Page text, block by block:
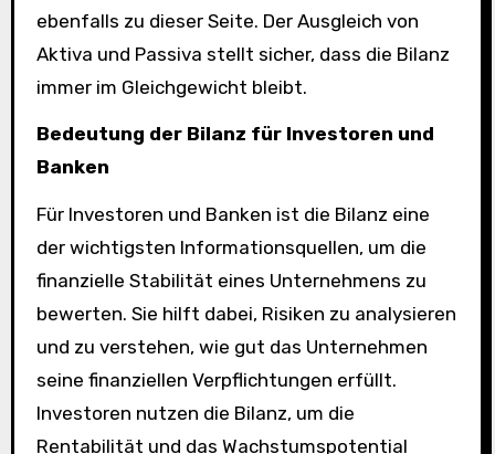
ebenfalls zu dieser Seite. Der Ausgleich von
Aktiva und Passiva stellt sicher, dass die Bilanz
immer im Gleichgewicht bleibt.
Bedeutung der Bilanz für Investoren und
Banken
Für Investoren und Banken ist die Bilanz eine
der wichtigsten Informationsquellen, um die
finanzielle Stabilität eines Unternehmens zu
bewerten. Sie hilft dabei, Risiken zu analysieren
und zu verstehen, wie gut das Unternehmen
seine finanziellen Verpflichtungen erfüllt.
Investoren nutzen die Bilanz, um die
Rentabilität und das Wachstumspotential